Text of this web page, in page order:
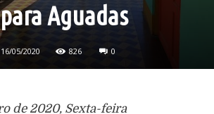
Aguadas
16/05/2020 826 0
de 2020, Sexta-feira